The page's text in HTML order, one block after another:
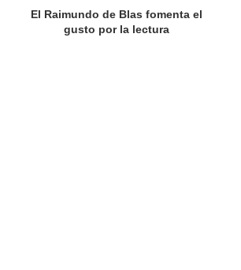
El Raimundo de Blas fomenta el
gusto por la lectura